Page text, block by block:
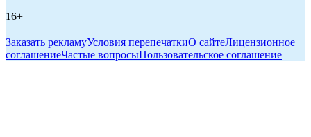
16+
Заказать рекламуУсловия перепечаткиО сайтеЛицензионное
соглашениеЧастые вопросыПользовательское соглашение